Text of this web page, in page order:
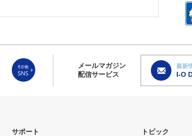
メールマガジン
配信サービス
最新
I-O
サポート トピック